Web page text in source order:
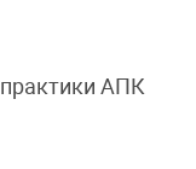
АПК